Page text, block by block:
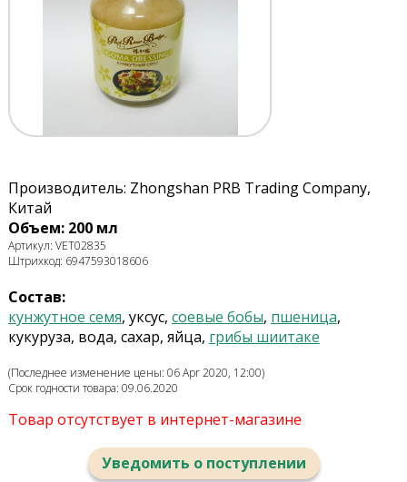
Производитель: Zhongshan PRB Trading Company,
Китай
Объем: 200 мл
Артикул: VET02835
Штрихкод: 6947593018606
Состав:
кунжутное семя, уксус, соевые бобы, пшеница,
кукуруза, вода, сахар, яйца, грибы шиитаке
(Последнее изменение цены: 06 Apr 2020, 12:00)
Срок годности товара: 09.06.2020
Товар отсутствует в интернет-магазине
Уведомить о поступлении